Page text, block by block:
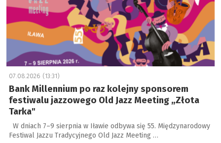
07.08.2026 (13:31)
Bank Millennium po raz kolejny sponsorem
festiwalu jazzowego Old Jazz Meeting „Złota
Tarka"
W dniach 7–9 sierpnia w Iławie odbywa się 55. Międzynarodowy
Festiwal Jazzu Tradycyjnego Old Jazz Meeting …